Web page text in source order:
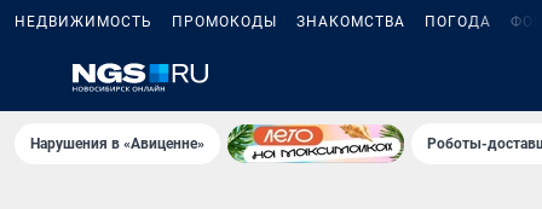
НЕДВИЖИМОСТЬ ПРОМОКОДЫ ЗНАКОМСТВА ПОГОДА
Нарушения в «Авиценне» Роботы-